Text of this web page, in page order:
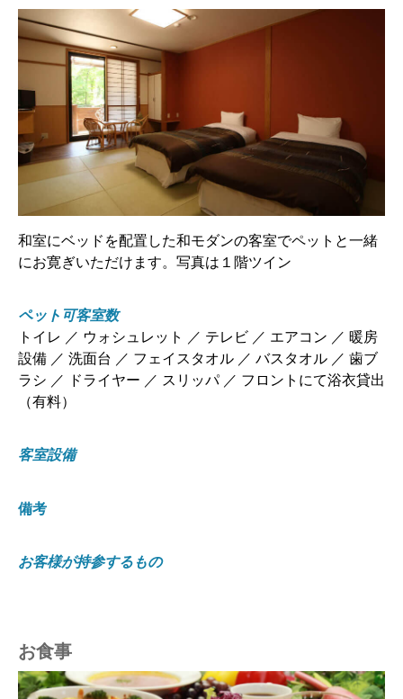
和室にベッドを配置した和モダンの客室でペットと一緒
にお寛ぎいただけます。写真は１階ツイン
ペット可客室数
トイレ ／ ウォシュレット ／ テレビ ／ エアコン ／ 暖房
設備 ／ 洗面台 ／ フェイスタオル ／ バスタオル ／ 歯ブ
ラシ ／ ドライヤー ／ スリッパ ／ フロントにて浴衣貸出
（有料）
客室設備
備考
お客様が持参するもの
お食事